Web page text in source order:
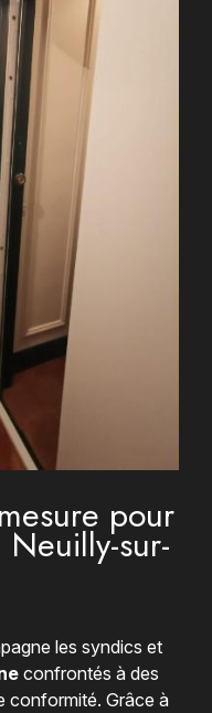
pour
sur-
les syndics et
confrontés à des
conformité. Grâce à